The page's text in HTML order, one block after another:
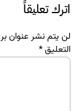
اترك تعليقاً
لن يتم نشر عنوان
التعليق*